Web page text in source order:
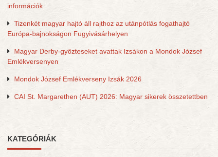
információk
Tizenkét magyar hajtó áll rajthoz az utánpótlás fogathajtó
Európa-bajnokságon Fugyivásárhelyen
Magyar Derby-győzteseket avattak Izsákon a Mondok József
Emlékversenyen
Mondok József Emlékverseny Izsák 2026
CAI St. Margarethen (AUT) 2026: Magyar sikerek összetettben
KATEGÓRIÁK